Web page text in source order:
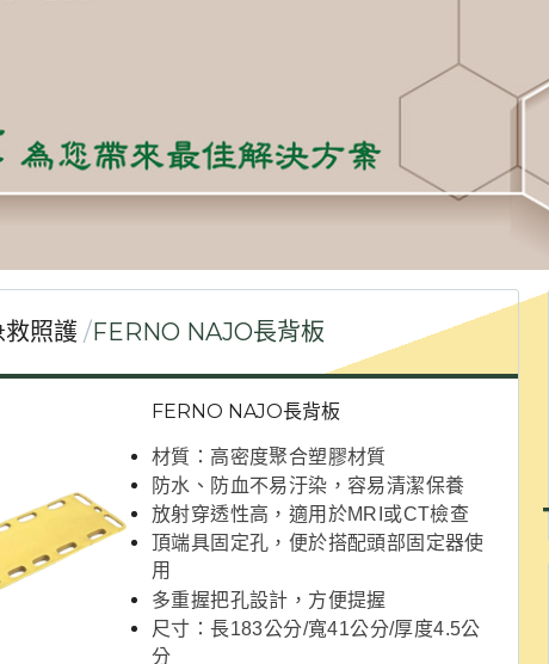
救照護 FERNO NAJO長背板
FERNO NAJO長背板
材質：高密度聚合塑膠材質
防水、防血不易汙染，容易清潔保養
放射穿透性高，適用於MRI或CT檢查
頂端具固定孔，便於搭配頭部固定器使
用
多重握把孔設計，方便提握
尺寸：長183公分/寬41公分/厚度4.5公
分